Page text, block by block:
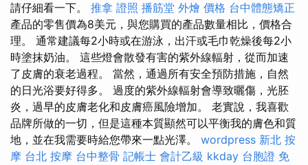
請仔細看一下。 推拿 證照 播筋堂 外燴 價格 台中體態矯正
產品的零售價為8美元，與您購買的產品數量相比，價格合
理。 通常建議每2小時或在游泳，出汗或毛巾乾燥後每2小
時塗抹奶油。 這些燈會散發有害的紫外線輻射，從而加速
了皮膚的衰老過程。 當然，通過所有安全預防措施，自然
的日光浴要好得多。 過度的紫外線輻射會導致曬傷，光胚
炎，過早的皮膚老化和皮膚癌風險增加。 老實說，我喜歡
品牌所做的一切，但是這種本質顯然可以平衡我的膚色和質
地，並在我需要時給您帶來一點光澤。 wordpress 新北 按
摩 台北 按摩 台中整骨 記帳士 會計乙級 kkday 台胞證 免